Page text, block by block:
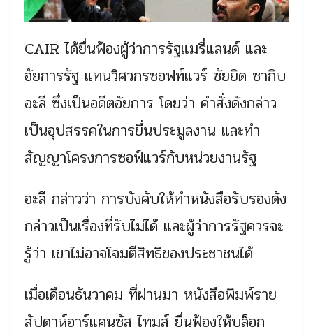
CAIR ได้ยื่นฟ้องผู้ว่าการรัฐแมรี่แลนด์ และ
อัยการรัฐ แทนวิศวกรซอฟท์แวร์ ซัยยิด ซากิบ
อะลี ซึ่งเป็นอดีตอัยการ โดยว่า คำสั่งดังกล่าว
เป็นอุปสรรคในการยื่นประมูลงาน และทำ
สัญญาโครงการซอฟ์แวร์กับหน่วยงานรัฐ
อะลี กล่าวว่า การบังคับให้ทำหนังสือรับรองดัง
กล่าวเป็นเรื่องที่รับไม่ได้ และผู้ว่าการรัฐควรจะ
รู้ว่า เขาไม่อาจโจมตีสิทธิของประชาชนได้
เมื่อเดือนธันวาคม ที่ผ่านมา หนังสือพิมพ์ราย
สัปดาห์อาร์แคนซัส ไทมส์ ยื่นฟ้องให้บล็อก